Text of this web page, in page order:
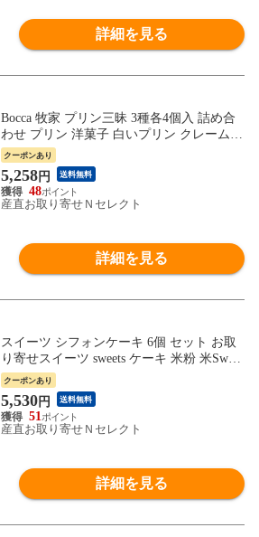
詳細を見る
Bocca 牧家 プリン三昧 3種各4個入 詰め合
わせ プリン 洋菓子 白いプリン クレームブ
リュレ 塩キャラメルプリン スイーツ デザ
ート おやつ 北海道 だて牛乳【沖縄県・離
島 配送不可】
クーポンあり
5,258円 送料無料
48
産直お取り寄せＮセレクト
詳細を見る
スイーツ シフォンケーキ 6個 セット お取
り寄せスイーツ sweets ケーキ 米粉 米Sweet
S 岐阜県
クーポンあり
5,530円 送料無料
51
産直お取り寄せＮセレクト
詳細を見る